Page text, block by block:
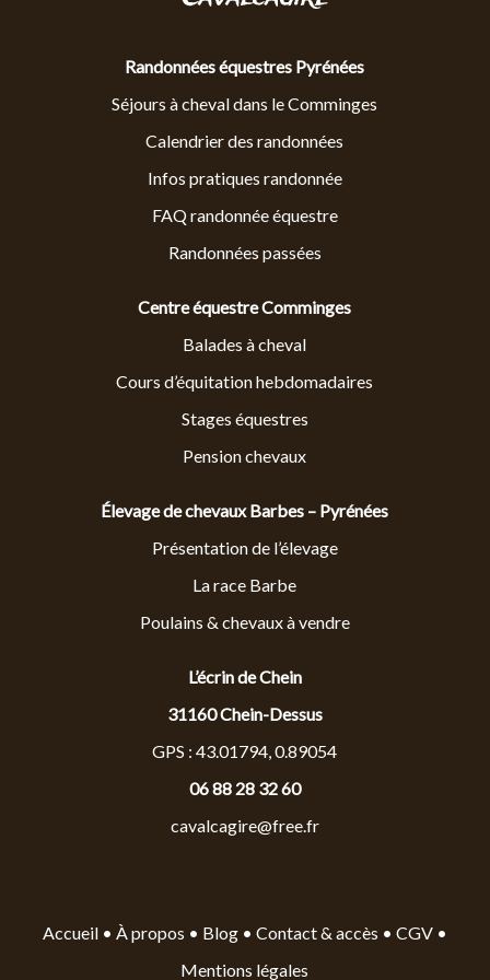
Randonnées équestres Pyrénées
Séjours à cheval dans le Comminges
Calendrier des randonnées
Infos pratiques randonnée
FAQ randonnée équestre
Randonnées passées
Centre équestre Comminges
Balades à cheval
Cours d’équitation hebdomadaires
Stages équestres
Pension chevaux
Élevage de chevaux Barbes – Pyrénées
Présentation de l’élevage
La race Barbe
Poulains & chevaux à vendre
L’écrin de Chein
31160 Chein-Dessus
GPS : 43.01794, 0.89054
06 88 28 32 60
cavalcagire@free.fr
Accueil• À propos • Blog • Contact & accès • CGV•
Mentions légales